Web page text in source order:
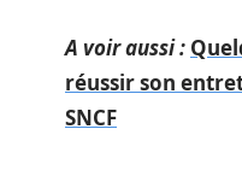
A voir aussi :
réussir son
SNCF